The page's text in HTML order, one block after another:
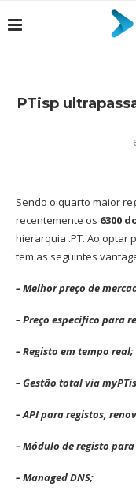
PTisp
Sendo o quarto maior
recentemente os 6300
hierarquia .PT. Ao optar
tem as seguintes
– Melhor preço de
– Preço específico para
– Registo em tempo real;
– Gestão total via
– API para registos,
– Módulo de registo para
– Managed DNS;